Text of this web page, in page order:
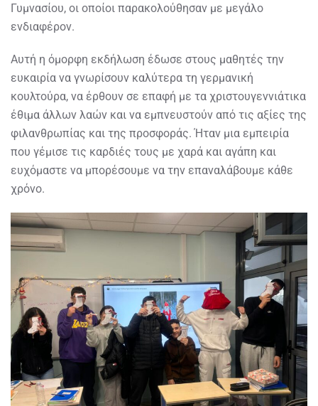
Γυμνασίου, οι οποίοι παρακολούθησαν με μεγάλο
ενδιαφέρον.
Αυτή η όμορφη εκδήλωση έδωσε στους μαθητές την
ευκαιρία να γνωρίσουν καλύτερα τη γερμανική
κουλτούρα, να έρθουν σε επαφή με τα χριστουγεννιάτικα
έθιμα άλλων λαών και να εμπνευστούν από τις αξίες της
φιλανθρωπίας και της προσφοράς. Ήταν μια εμπειρία
που γέμισε τις καρδιές τους με χαρά και αγάπη και
ευχόμαστε να μπορέσουμε να την επαναλάβουμε κάθε
χρόνο.